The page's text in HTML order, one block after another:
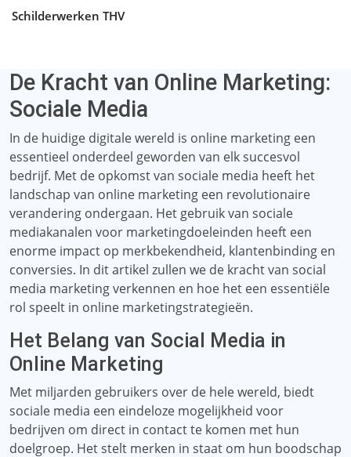
Schilderwerken THV
De Kracht van Online Marketing:
Sociale Media
In de huidige digitale wereld is online marketing een
essentieel onderdeel geworden van elk succesvol
bedrijf. Met de opkomst van sociale media heeft het
landschap van online marketing een revolutionaire
verandering ondergaan. Het gebruik van sociale
mediakanalen voor marketingdoeleinden heeft een
enorme impact op merkbekendheid, klantenbinding en
conversies. In dit artikel zullen we de kracht van social
media marketing verkennen en hoe het een essentiële
rol speelt in online marketingstrategieën.
Het Belang van Social Media in
Online Marketing
Met miljarden gebruikers over de hele wereld, biedt
sociale media een eindeloze mogelijkheid voor
bedrijven om direct in contact te komen met hun
doelgroep. Het stelt merken in staat om hun boodschap